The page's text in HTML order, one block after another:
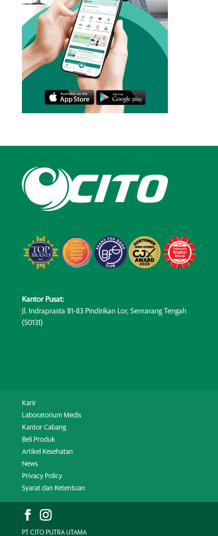
Kantor Pusat:
Jl. Indraprasta 81-83 Pindirikan Lor, Semarang Tengah
(50131)
Karir
Laboratorium Medis
Kantor Cabang
Beli Produk
Artikel Kesehatan
News
Privacy Policy
Syarat dan Ketentuan
PT CITO PUTRA UTAMA